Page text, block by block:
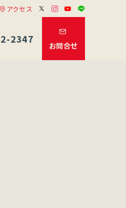
アクセス
2347
お問合せ